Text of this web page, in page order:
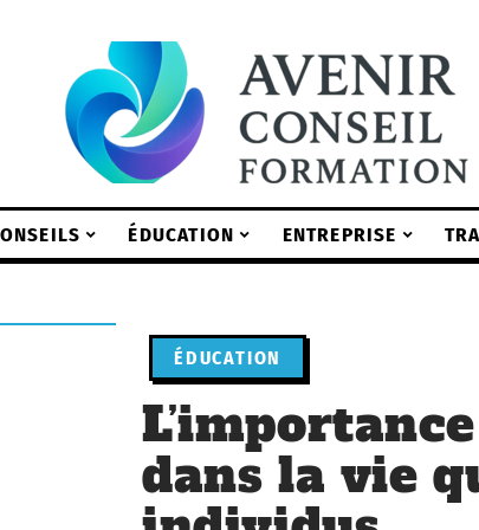
ÉDUCATION ENTREPRISE
ÉDUCATION
dans la vie